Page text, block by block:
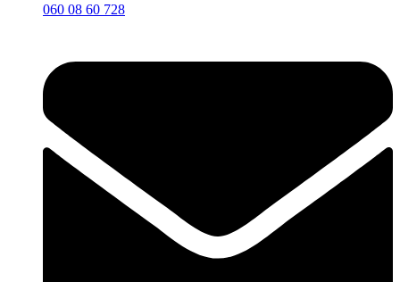
060 08 60 728